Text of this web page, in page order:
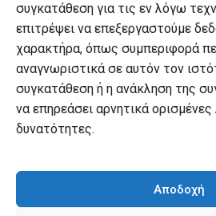
συγκατάθεση για τις εν λόγω
επιτρέψει να επεξεργαστούμε
χαρακτήρα, όπως συμπεριφορά
αναγνωριστικά σε αυτόν τον
συγκατάθεση ή η ανάκληση της
να επηρεάσει αρνητικά ορισμένες
δυνατότητες.
Αποδοχή
Ο λογαριασμός μου
Οι παραγγελίες μου
Λίστα επιθυμιών